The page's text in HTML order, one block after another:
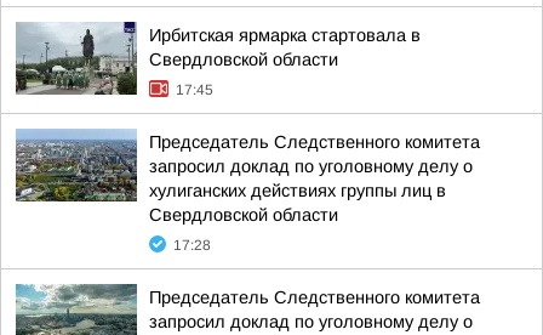
Ирбитская ярмарка стартовала в
Свердловской области
17:45
Председатель Следственного комитета
запросил доклад по уголовному делу о
хулиганских действиях группы лиц в
Свердловской области
17:28
Председатель Следственного комитета
запросил доклад по уголовному делу о